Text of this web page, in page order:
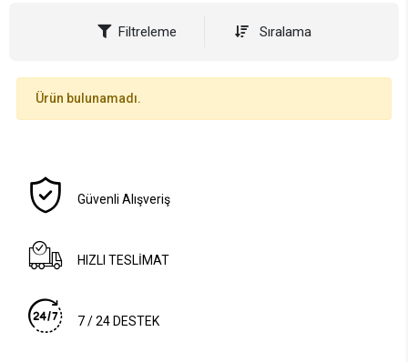
Filtreleme Sıralama
Ürün bulunamadı.
Güvenli Alışveriş
HIZLI TESLİMAT
7 / 24 DESTEK